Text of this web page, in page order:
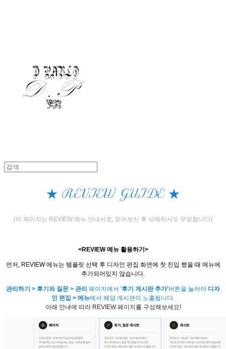
★ REVIEW GUIDE ★
(이 페이지는 REVIEW 메뉴 안내서로, 읽어보신 후 삭제하셔도 무방합니다)
<REVIEW 메뉴 활용하기>
먼저, REVIEW 메뉴는 템플릿 선택 후 디자인 편집 화면에 첫 진입 했을 때 메뉴에
추가되어있지 않습니다.
관리하기 > 후기와 질문 > 관리 페이지에서 '후기 게시판 추가'버튼을 눌러야 디자
인 편집 > 메뉴에서 해당 게시판이 노출됩니다.
아래 안내에 따라 REVIEW 페이지를 구성해보세요!